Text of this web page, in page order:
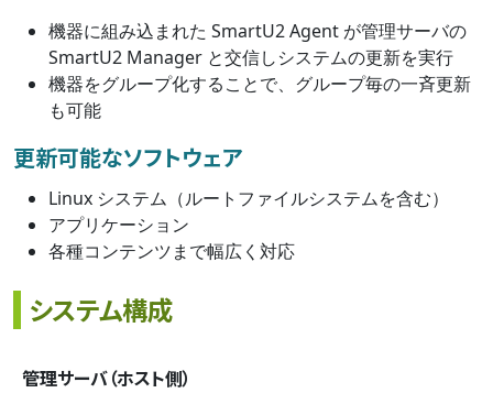
機器に組み込まれた SmartU2 Agent が管理サーバの
SmartU2 Manager と交信しシステムの更新を実行
機器をグループ化することで、グループ毎の一斉更新
も可能
更新可能なソフトウェア
Linux システム（ルートファイルシステムを含む）
アプリケーション
各種コンテンツまで幅広く対応
システム構成
管理サーバ（ホスト側）